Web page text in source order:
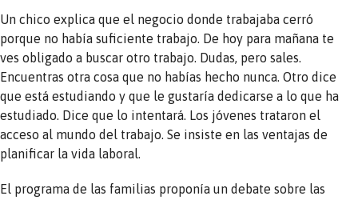
Un chico explica que el negocio donde trabajaba cerró
porque no había suficiente trabajo. De hoy para mañana te
ves obligado a buscar otro trabajo. Dudas, pero sales.
Encuentras otra cosa que no habías hecho nunca. Otro dice
que está estudiando y que le gustaría dedicarse a lo que ha
estudiado. Dice que lo intentará. Los jóvenes trataron el
acceso al mundo del trabajo. Se insiste en las ventajas de
planificar la vida laboral.
El programa de las familias proponía un debate sobre las